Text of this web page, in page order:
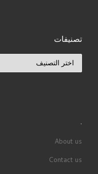
تصنيفات
.
About us
Contact us